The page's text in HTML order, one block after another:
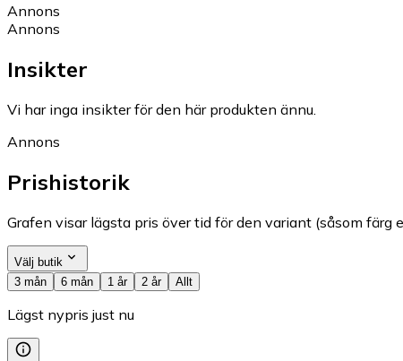
Annons
Annons
Insikter
Vi har inga insikter för den här produkten ännu.
Annons
Prishistorik
Grafen visar lägsta pris över tid för den variant (såsom
Välj butik
3 mån
6 mån 1 år 2 år Allt
Lägst nypris just nu